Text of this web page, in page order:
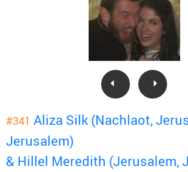
#341 Aliza Silk (Nachlaot,
Jerusalem)
& Hillel Meredith (Jerusalem,